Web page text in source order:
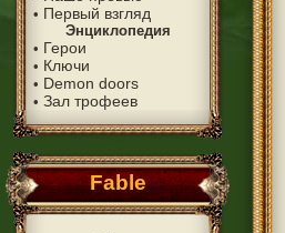
• Первый взгляд
Энциклопедия
• Герои
• Ключи
• Demon doors
• Зал трофеев
Fable